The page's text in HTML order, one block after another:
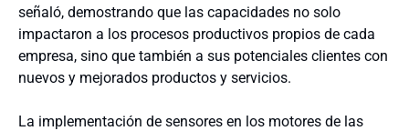
señaló, demostrando que las capacidades no solo
impactaron a los procesos productivos propios de cada
empresa, sino que también a sus potenciales clientes con
nuevos y mejorados productos y servicios.
La implementación de sensores en los motores de las